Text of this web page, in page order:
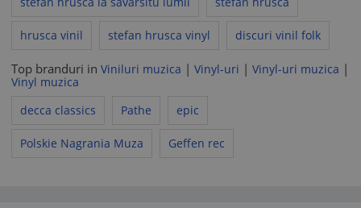
hrusca vinil stefan hrusca vinyl discuri vinil folk
Top branduri in Viniluri muzica | Vinyl-uri | Vinyl-uri muzica |
Vinyl muzica
decca classics
Pathe epic
Polskie Nagrania Muza Geffen rec